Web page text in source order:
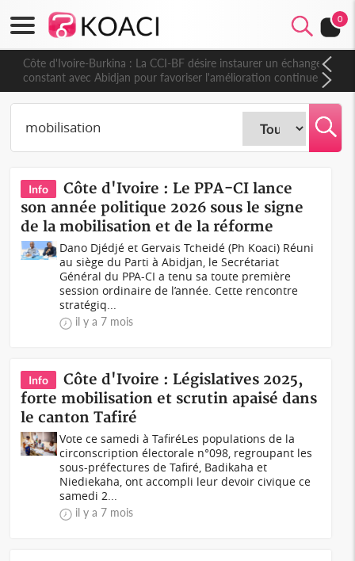
0
Côte d'Ivoire-Burkina : La CCI-BF désire instaurer un échange
constant avec Abidjan pour favoriser l'amélioration continue
de leurs liens avec la plateforme portuaire
Info
Côte d'Ivoire : Le PPA-CI lance
son année politique 2026 sous le signe
de la mobilisation et de la réforme
Dano Djédjé et Gervais Tcheidé (Ph Koaci) Réuni
au siège du Parti à Abidjan, le Secrétariat
Général du PPA-CI a tenu sa toute première
session ordinaire de l’année. Cette rencontre
stratégiq...
il y a 7 mois
Info
Côte d'Ivoire : Législatives 2025,
forte mobilisation et scrutin apaisé dans
le canton Tafiré
Vote ce samedi à TafiréLes populations de la
circonscription électorale n°098, regroupant les
sous-préfectures de Tafiré, Badikaha et
Niediekaha, ont accompli leur devoir civique ce
samedi 2...
il y a 7 mois